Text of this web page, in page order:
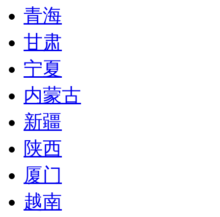
青海
甘肃
宁夏
内蒙古
新疆
陕西
厦门
越南